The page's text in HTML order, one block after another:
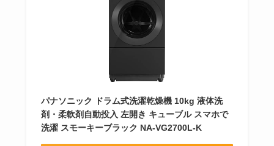
パナソニック ドラム式洗濯乾燥機 10kg 液体洗
剤・柔軟剤自動投入 左開き キューブル スマホで
洗濯 スモーキーブラック NA-VG2700L-K